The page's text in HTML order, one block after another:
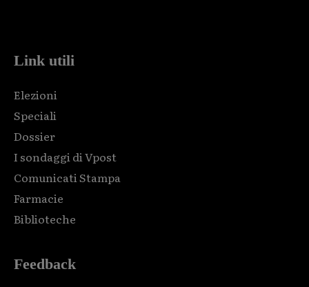
Link utili
Elezioni
Speciali
Dossier
I sondaggi di Vpost
Comunicati Stampa
Farmacie
Biblioteche
Feedback